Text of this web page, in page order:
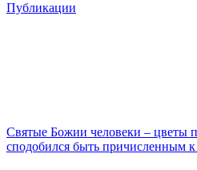
Публикации
Святые Божии человеки – цветы
сподобился быть причисленным к